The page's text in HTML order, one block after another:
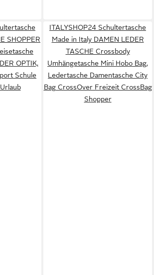
SHOPPER
OPTIK,
Schule
ITALYSHOP24 Schultertasche
Made in Italy DAMEN LEDER
TASCHE Crossbody
Umhängetasche Mini Hobo Bag,
Ledertasche Damentasche City
Bag CrossOver Freizeit CrossBag
Shopper